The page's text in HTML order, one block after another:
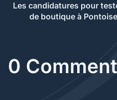
Les candidatures pour
de boutique à
0